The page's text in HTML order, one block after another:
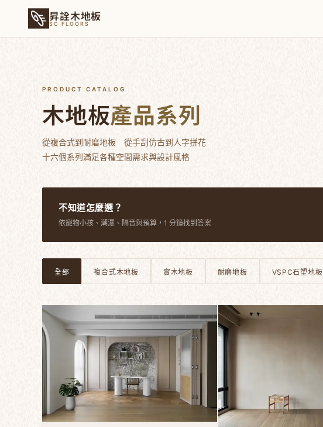
昇詮木地板
SC FLOORS
PRODUCT CATALOG
木地板產品系列
從複合式到耐磨地板 從手刮仿古到人字拼花
十六個系列滿足各種空間需求與設計風格
不知道怎麼選？
依寵物小孩、潮濕、隔音與預算，1 分鐘找到答案
全部 複合式木地板 實木地板 耐磨地板 VSPC石塑地板